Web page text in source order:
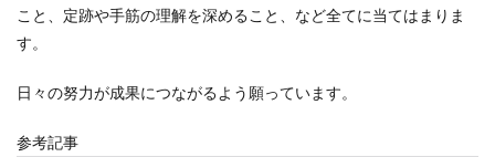
こと、定跡や手筋の理解を深めること、など全てに当てはまりま
す。
日々の努力が成果につながるよう願っています。
参考記事